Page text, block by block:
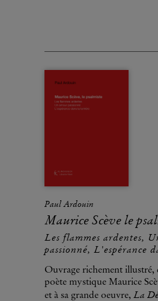
Paul Ardouin
Maurice Scève le
Les flammes ardentes,
passionné, L'espérance
Ouvrage richement illustré,
poète mystique Maurice
et à sa grande oeuvre, La